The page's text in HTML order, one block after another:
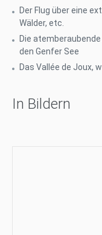
Der Flug über eine
Wälder, etc.
Die
den Genfer See
Das Vallée de Joux,
In Bildern